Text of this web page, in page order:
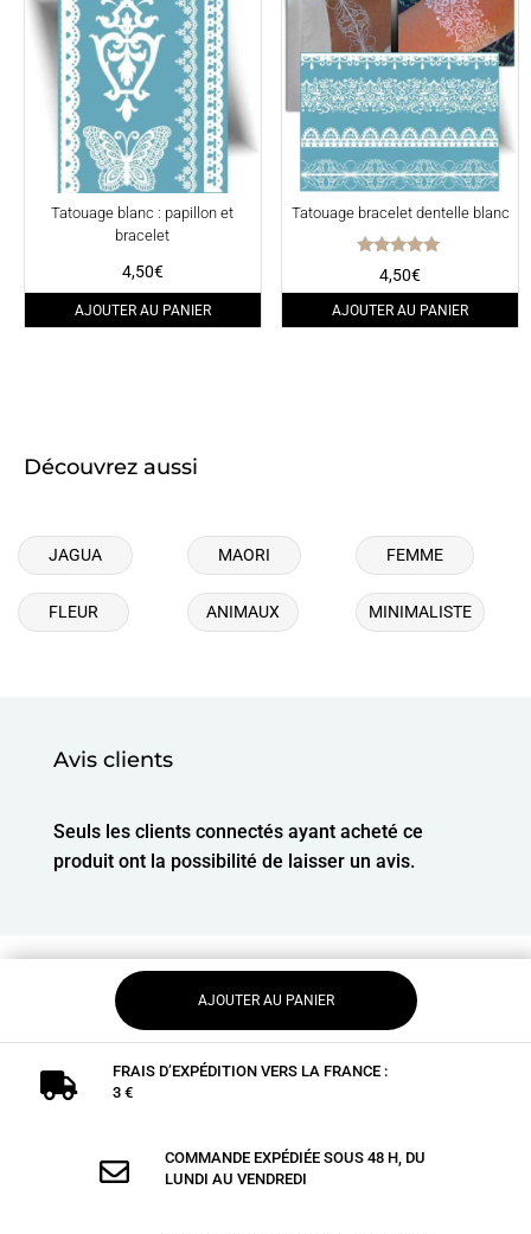
Tatouage blanc : papillon et
bracelet
4,50€
AJOUTER AU PANIER
Tatouage bracelet dentelle blanc
Note
5.00
4,50€
AJOUTER AU PANIER
Découvrez aussi
JAGUA MAORI FEMME
FLEUR ANIMAUX MINIMALISTE
Avis clients
Seuls les clients connectés ayant acheté ce
produit ont la possibilité de laisser un avis.
AJOUTER AU PANIER

FRAIS D’EXPÉDITION VERS LA FRANCE :
3 €

COMMANDE EXPÉDIÉE SOUS 48 H, DU
LUNDI AU VENDREDI